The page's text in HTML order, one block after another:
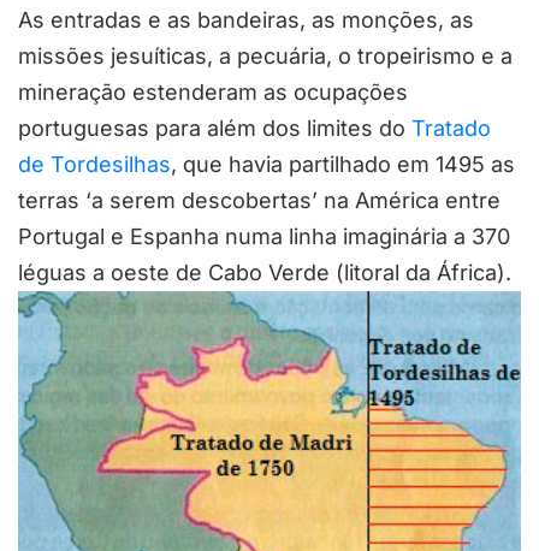
As entradas e as bandeiras, as monções, as
missões jesuíticas, a pecuária, o tropeirismo e a
mineração estenderam as ocupações
portuguesas para além dos limites do Tratado
de Tordesilhas, que havia partilhado em 1495 as
terras ‘a serem descobertas’ na América entre
Portugal e Espanha numa linha imaginária a 370
léguas a oeste de Cabo Verde (litoral da África).